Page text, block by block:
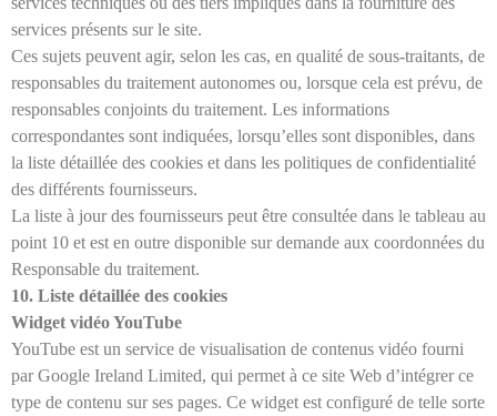
services présents sur le site.
Ces sujets peuvent agir, selon les cas, en qualité de sous-traitants, de
responsables du traitement autonomes ou, lorsque cela est prévu, de
responsables conjoints du traitement. Les informations
correspondantes sont indiquées, lorsqu’elles sont disponibles, dans
la liste détaillée des cookies et dans les politiques de confidentialité
des différents fournisseurs.
La liste à jour des fournisseurs peut être consultée dans le tableau au
point 10 et est en outre disponible sur demande aux coordonnées du
Responsable du traitement.
10. Liste détaillée des cookies
Widget vidéo YouTube
YouTube est un service de visualisation de contenus vidéo fourni
par Google Ireland Limited, qui permet à ce site Web d’intégrer ce
type de contenu sur ses pages. Ce widget est configuré de telle sorte